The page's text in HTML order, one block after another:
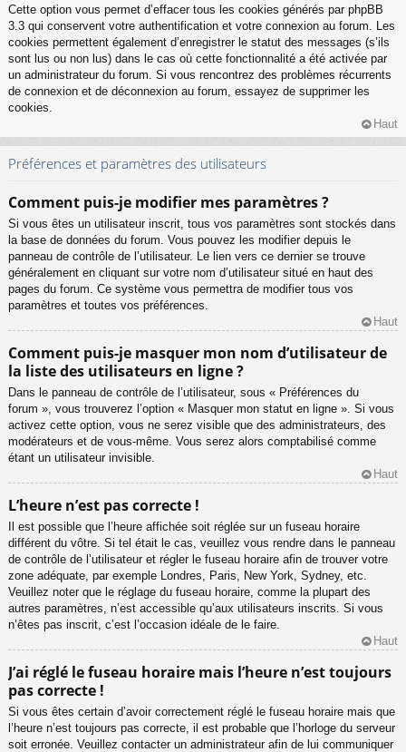
Cette option vous permet d’effacer tous les cookies générés par phpBB
3.3 qui conservent votre authentification et votre connexion au forum. Les
cookies permettent également d’enregistrer le statut des messages (s’ils
sont lus ou non lus) dans le cas où cette fonctionnalité a été activée par
un administrateur du forum. Si vous rencontrez des problèmes récurrents
de connexion et de déconnexion au forum, essayez de supprimer les
cookies.
Haut
Préférences et paramètres des utilisateurs
Comment puis-je modifier mes paramètres ?
Si vous êtes un utilisateur inscrit, tous vos paramètres sont stockés dans
la base de données du forum. Vous pouvez les modifier depuis le
panneau de contrôle de l’utilisateur. Le lien vers ce dernier se trouve
généralement en cliquant sur votre nom d’utilisateur situé en haut des
pages du forum. Ce système vous permettra de modifier tous vos
paramètres et toutes vos préférences.
Haut
Comment puis-je masquer mon nom d’utilisateur de
la liste des utilisateurs en ligne ?
Dans le panneau de contrôle de l’utilisateur, sous « Préférences du
forum », vous trouverez l’option « Masquer mon statut en ligne ». Si vous
activez cette option, vous ne serez visible que des administrateurs, des
modérateurs et de vous-même. Vous serez alors comptabilisé comme
étant un utilisateur invisible.
Haut
L’heure n’est pas correcte !
Il est possible que l’heure affichée soit réglée sur un fuseau horaire
différent du vôtre. Si tel était le cas, veuillez vous rendre dans le panneau
de contrôle de l’utilisateur et régler le fuseau horaire afin de trouver votre
zone adéquate, par exemple Londres, Paris, New York, Sydney, etc.
Veuillez noter que le réglage du fuseau horaire, comme la plupart des
autres paramètres, n’est accessible qu’aux utilisateurs inscrits. Si vous
n’êtes pas inscrit, c’est l’occasion idéale de le faire.
Haut
J’ai réglé le fuseau horaire mais l’heure n’est toujours
pas correcte !
Si vous êtes certain d’avoir correctement réglé le fuseau horaire mais que
l’heure n’est toujours pas correcte, il est probable que l’horloge du serveur
soit erronée. Veuillez contacter un administrateur afin de lui communiquer